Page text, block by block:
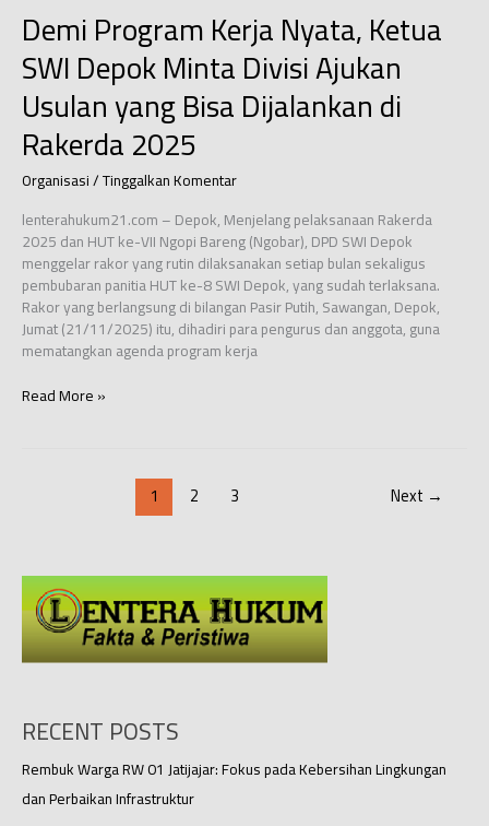
Demi Program Kerja Nyata, Ketua
SWI Depok Minta Divisi Ajukan
Usulan yang Bisa Dijalankan di
Rakerda 2025
Organisasi/Tinggalkan Komentar
lenterahukum21.com – Depok, Menjelang pelaksanaan Rakerda
2025 dan HUT ke-VII Ngopi Bareng (Ngobar), DPD SWI Depok
menggelar rakor yang rutin dilaksanakan setiap bulan sekaligus
pembubaran panitia HUT ke-8 SWI Depok, yang sudah terlaksana.
Rakor yang berlangsung di bilangan Pasir Putih, Sawangan, Depok,
Jumat (21/11/2025) itu, dihadiri para pengurus dan anggota, guna
mematangkan agenda program kerja
Demi
Divisi
Ajukan
Usulan
yang
Bisa
Rakerda
2025
Read More »
1 2 3 Next →
RECENT POSTS
Rembuk Warga RW 01 Jatijajar: Fokus pada Kebersihan Lingkungan
dan Perbaikan Infrastruktur